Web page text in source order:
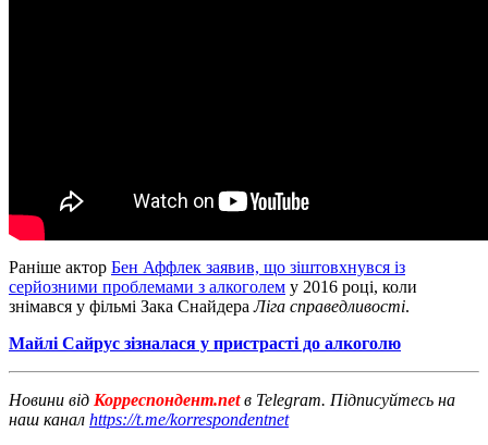
Раніше актор Бен Аффлек заявив, що зіштовхнувся із
серйозними проблемами з алкоголем у 2016 році, коли
знімався у фільмі Зака ​​СнайдераЛіга справедливості.
Майлі Сайрус зізналася у пристрасті до алкоголю
Новини від Корреспондент.netв Telegram. Підписуйтесь на
наш канал https://t.me/korrespondentnet